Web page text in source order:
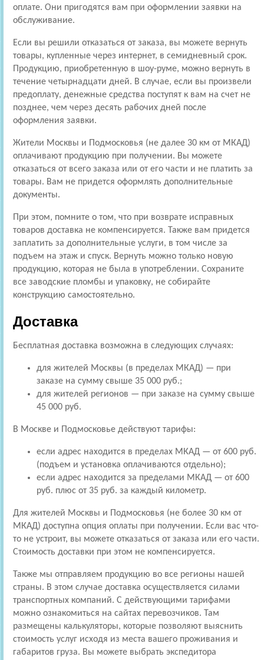
оплате. Они пригодятся вам при оформлении заявки на
обслуживание.
Если вы решили отказаться от заказа, вы можете вернуть
товары, купленные через интернет, в семидневный срок.
Продукцию, приобретенную в шоу-руме, можно вернуть в
течение четырнадцати дней. В случае, если вы произвели
предоплату, денежные средства поступят к вам на счет не
позднее, чем через десять рабочих дней после
оформления заявки.
Жители Москвы и Подмосковья (не далее 30 км от МКАД)
оплачивают продукцию при получении. Вы можете
отказаться от всего заказа или от его части и не платить за
товары. Вам не придется оформлять дополнительные
документы.
При этом, помните о том, что при возврате исправных
товаров доставка не компенсируется. Также вам придется
заплатить за дополнительные услуги, в том числе за
подъем на этаж и спуск. Вернуть можно только новую
продукцию, которая не была в употреблении. Сохраните
все заводские пломбы и упаковку, не собирайте
конструкцию самостоятельно.
Доставка
Бесплатная доставка возможна в следующих случаях:
для жителей Москвы (в пределах МКАД) — при
заказе на сумму свыше 35 000 руб.;
для жителей регионов — при заказе на сумму свыше
45 000 руб.
В Москве и Подмосковье действуют тарифы:
если адрес находится в пределах МКАД — от 600 руб.
(подъем и установка оплачиваются отдельно);
если адрес находится за пределами МКАД — от 600
руб. плюс от 35 руб. за каждый километр.
Для жителей Москвы и Подмосковья (не более 30 км от
МКАД) доступна опция оплаты при получении. Если вас что-
то не устроит, вы можете отказаться от заказа или его части.
Стоимость доставки при этом не компенсируется.
Также мы отправляем продукцию во все регионы нашей
страны. В этом случае доставка осуществляется силами
транспортных компаний. С действующими тарифами
можно ознакомиться на сайтах перевозчиков. Там
размещены калькуляторы, которые позволяют выяснить
стоимость услуг исходя из места вашего проживания и
габаритов груза. Вы можете выбрать экспедитора